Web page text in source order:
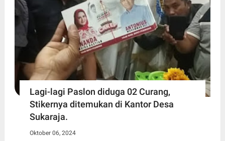
Lagi-lagi Paslon diduga 02 Curang,
Stikernya ditemukan di Kantor Desa
Sukaraja.
Oktober 06, 2024